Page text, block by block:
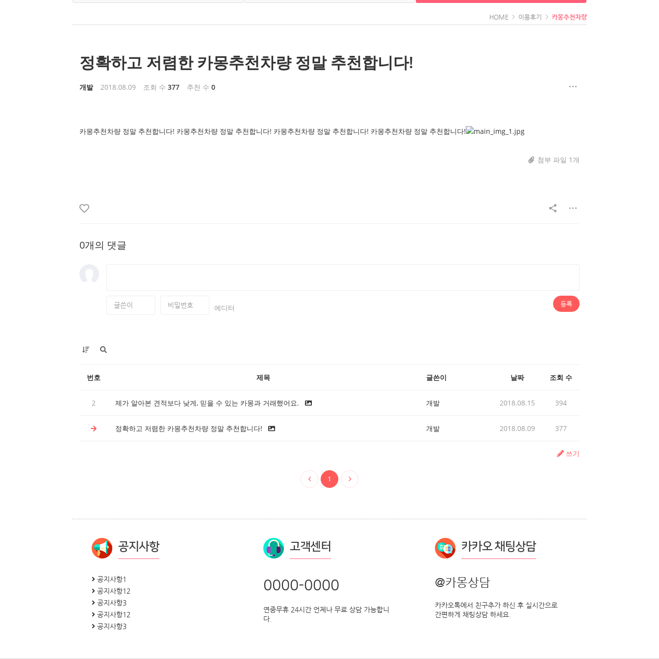
HOME 이용후기 카몽추천차량
정확하고 저렴한 카몽추천차량 정말 추천합니다!
개발 2018.08.09 조회 수 377 추천 수 0
카몽추천차량 정말 추천합니다! 카몽추천차량 정말 추천합니다! 카몽추천차량 정말 추천합니다! 카몽추천차량 정말 추천합니다!
첨부 파일 1개
0개의 댓글
에디터 등록
번호 제목 글쓴이 날짜 조회 수
2 제가 알아본 견적보다 낮게, 믿을 수 있는 카몽과 거래했어요. 개발 2018.08.15 394
정확하고 저렴한 카몽추천차량 정말 추천합니다! 개발 2018.08.09 377
쓰기
1
공지사항
공지사항1
공지사항12
공지사항3
공지사항12
공지사항3
고객센터
0000-0000
연중무휴 24시간 언제나 무료 상담 가능합니
다.
카카오 채팅상담
@카몽상담
카카오톡에서 친구추가 하신 후 실시간으로
간편하게 채팅상담 하세요.